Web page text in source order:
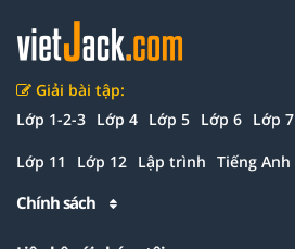
Giải bài tập:
Lớp 1-2-3 Lớp 4 Lớp 5 Lớp 6 Lớp 7
Lớp 11 Lớp 12 Lập trình Tiếng Anh
Chính sách